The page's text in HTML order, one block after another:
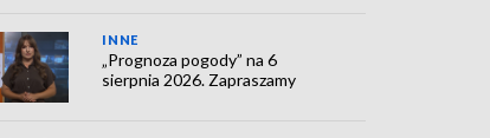
INNE
„Prognoza pogody” na 6
sierpnia 2026. Zapraszamy